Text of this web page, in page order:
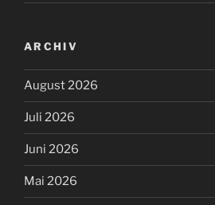
ARCHIV
August 2026
Juli 2026
Juni 2026
Mai 2026